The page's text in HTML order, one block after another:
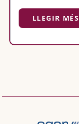
LLEGIR MÉS